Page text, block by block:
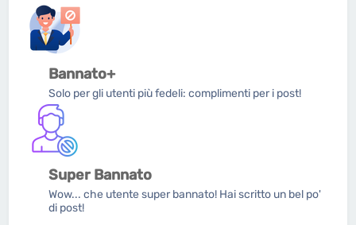
Bannato+
Solo per gli utenti più fedeli: complimenti per i post!
Super Bannato
Wow... che utente super bannato! Hai scritto un bel po'
di post!